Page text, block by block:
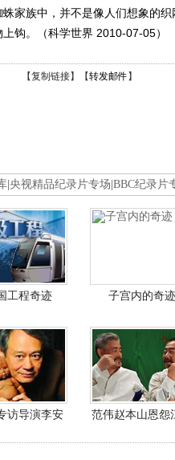
家族中，并不是像人们想象的
钩。（科学世界 2010-07-05）
【复制链接】【转发邮件 】
央视精品纪录片专场 BBC纪录片
工程奇迹 子宫内的奇迹
访导演李安 范伟赵本山恩怨